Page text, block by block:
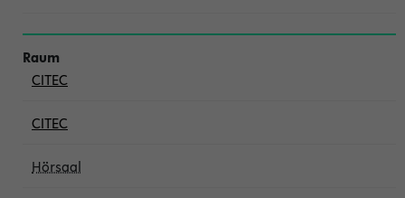
CITEC
CITEC
Hörsaal